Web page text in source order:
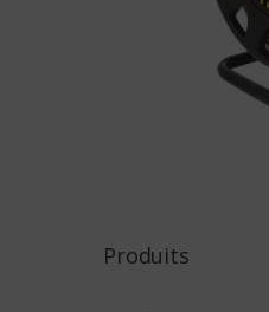
Produits